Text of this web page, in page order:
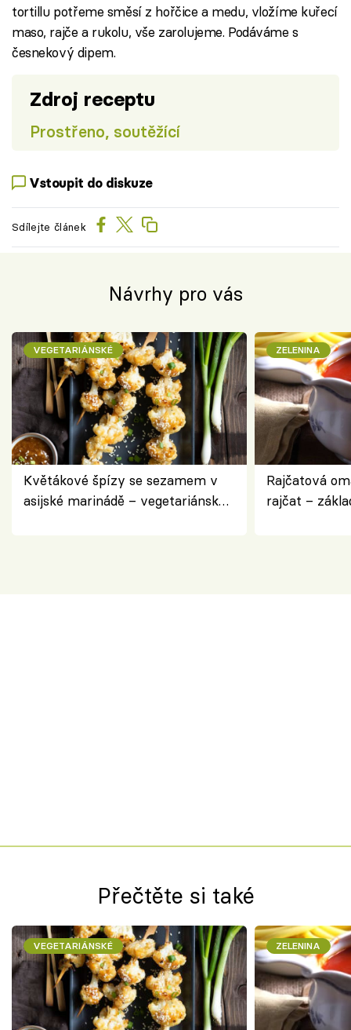
tortillu potřeme směsí z hořčice a medu, vložíme kuřecí
maso, rajče a rukolu, vše zarolujeme. Podáváme s
česnekový dipem.
Zdroj receptu
Prostřeno, soutěžící
Vstoupit do diskuze
Sdílejte článek
Návrhy pro vás
VEGETARIÁNSKÉ
Květákové špízy se sezamem v
asijské marinádě – vegetariánská
ZELENINA
Rajčatová
rajčat –
Přečtěte si také
VEGETARIÁNSKÉ ZELENINA